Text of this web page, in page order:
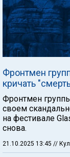
Фронтмен
кричать
Фронтмен
своем
на фестивале
снова.
21.10.2025 13:45 //